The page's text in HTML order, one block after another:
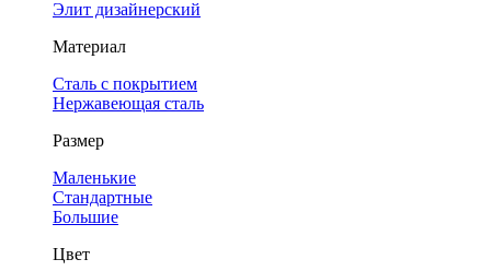
Элит дизайнерский
Материал
Сталь с покрытием
Нержавеющая сталь
Размер
Маленькие
Стандартные
Большие
Цвет